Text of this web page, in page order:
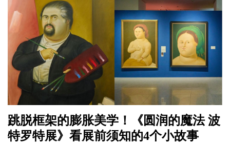
跳脱框架的膨胀美学！《圆润的魔法 波
特罗特展》看展前须知的4个小故事